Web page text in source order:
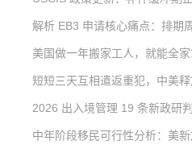
美国做一年搬家工人，就能全家